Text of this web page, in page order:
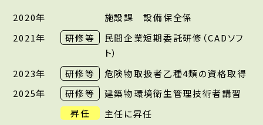
2020年
施設課 設備保全係
2021年
研修等
民間企業短期委託研修（CADソフ
ト）
2023年
研修等
危険物取扱者乙種4類の資格取得
2025年
研修等
建築物環境衛生管理技術者講習
昇任
主任に昇任